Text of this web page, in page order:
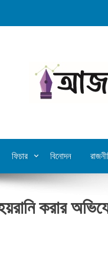
ফিচার বিনোদন
করার